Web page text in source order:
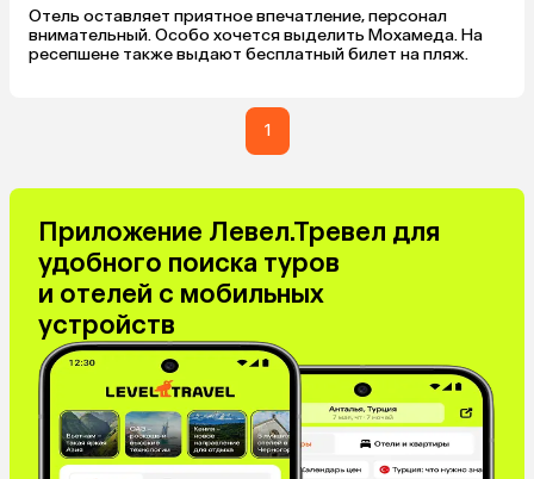
Отель оставляет приятное впечатление, персонал
внимательный. Особо хочется выделить Мохамеда. На
ресепшене также выдают бесплатный билет на пляж.
1
Приложение Левел.Тревел для
удобного поиска туров
и отелей с мобильных
устройств